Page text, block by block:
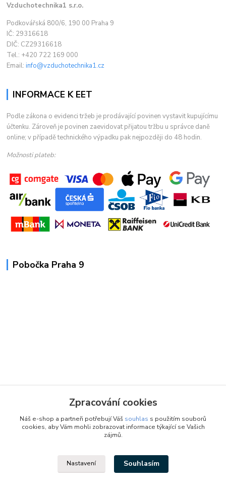
Vzduchotechnika1 s.r.o.
Podkovářská 800/6, 190 00 Praha 9
IČ: 29316618
DIČ: CZ29316618
Tel.: +420 722 169 000
Email:info@vzduchotechnika1.cz
INFORMACE K EET
Podle zákona o evidenci tržeb je prodávající povinen vystavit kupujícímu
účtenku. Zároveň je povinen zaevidovat přijatou tržbu u správce daně
online; v případě technického výpadku pak nejpozději do 48 hodin.
Možnosti plateb:
Pobočka Praha 9
Zpracování cookies
Náš e-shop a partneři potřebují Váš souhlas s použitím souborů
cookies, aby Vám mohli zobrazovat informace týkající se Vašich
zájmů.
Nastavení Souhlasím